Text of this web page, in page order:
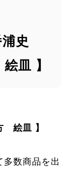
史
皿 】
絵皿 】
多数商品を出